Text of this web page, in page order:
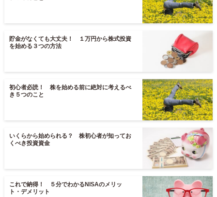
貯金がなくても大丈夫！ １万円から株式投資
を始める３つの方法
初心者必読！ 株を始める前に絶対に考えるべ
き５つのこと
いくらから始められる？ 株初心者が知ってお
くべき投資資金
これで納得！ ５分でわかるNISAのメリッ
ト・デメリット